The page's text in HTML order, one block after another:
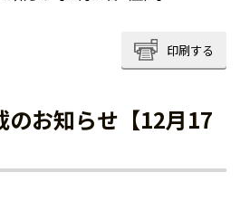
印刷する
のお知らせ【12月17